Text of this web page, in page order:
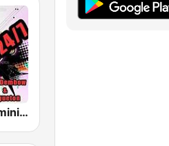
dembow-dominicano106